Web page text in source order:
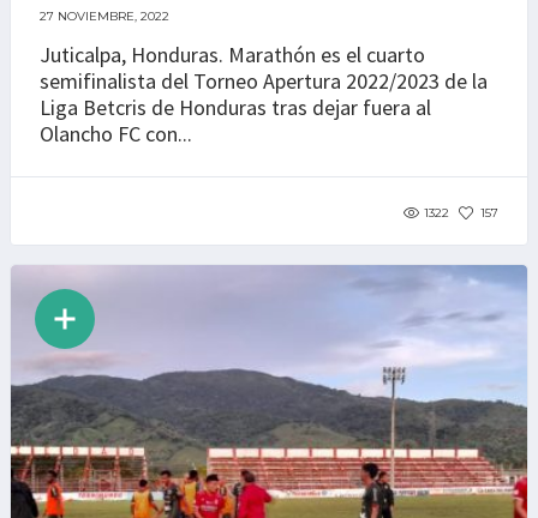
27 NOVIEMBRE, 2022
Juticalpa, Honduras. Marathón es el cuarto
semifinalista del Torneo Apertura 2022/2023 de la
Liga Betcris de Honduras tras dejar fuera al
Olancho FC con...
1322 157